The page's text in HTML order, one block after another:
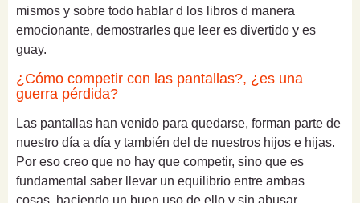
mismos y sobre todo hablar d los libros d manera
emocionante, demostrarles que leer es divertido y es
guay.
¿Cómo competir con las pantallas?, ¿es una
guerra pérdida?
Las pantallas han venido para quedarse, forman parte de
nuestro día a día y también del de nuestros hijos e hijas.
Por eso creo que no hay que competir, sino que es
fundamental saber llevar un equilibrio entre ambas